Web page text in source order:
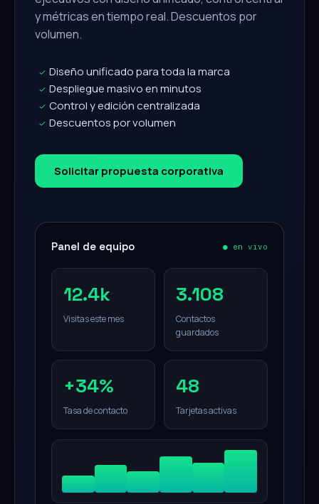
y métricas en tiempo real. Descuentos por
volumen.
✓ Diseño unificado para toda la marca
✓ Despliegue masivo en minutos
✓ Control y edición centralizada
✓ Descuentos por volumen
Solicitar propuesta corporativa
Panel de equipo ● en vivo
12.4k
Visitas este mes
3.108
Contactos
guardados
+34%
Tasa de contacto
48
Tarjetas activas